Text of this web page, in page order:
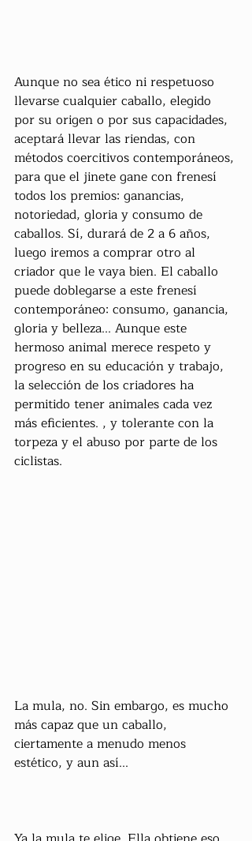
Aunque no sea ético ni respetuoso
llevarse cualquier caballo, elegido
por su origen o por sus capacidades,
aceptará llevar las riendas, con
métodos coercitivos contemporáneos,
para que el jinete gane con frenesí
todos los premios: ganancias,
notoriedad, gloria y consumo de
caballos. Sí, durará de 2 a 6 años,
luego iremos a comprar otro al
criador que le vaya bien. El caballo
puede doblegarse a este frenesí
contemporáneo: consumo, ganancia,
gloria y belleza... Aunque este
hermoso animal merece respeto y
progreso en su educación y trabajo,
la selección de los criadores ha
permitido tener animales cada vez
más eficientes. , y tolerante con la
torpeza y el abuso por parte de los
ciclistas.
La mula, no. Sin embargo, es mucho
más capaz que un caballo,
ciertamente a menudo menos
estético, y aun así...